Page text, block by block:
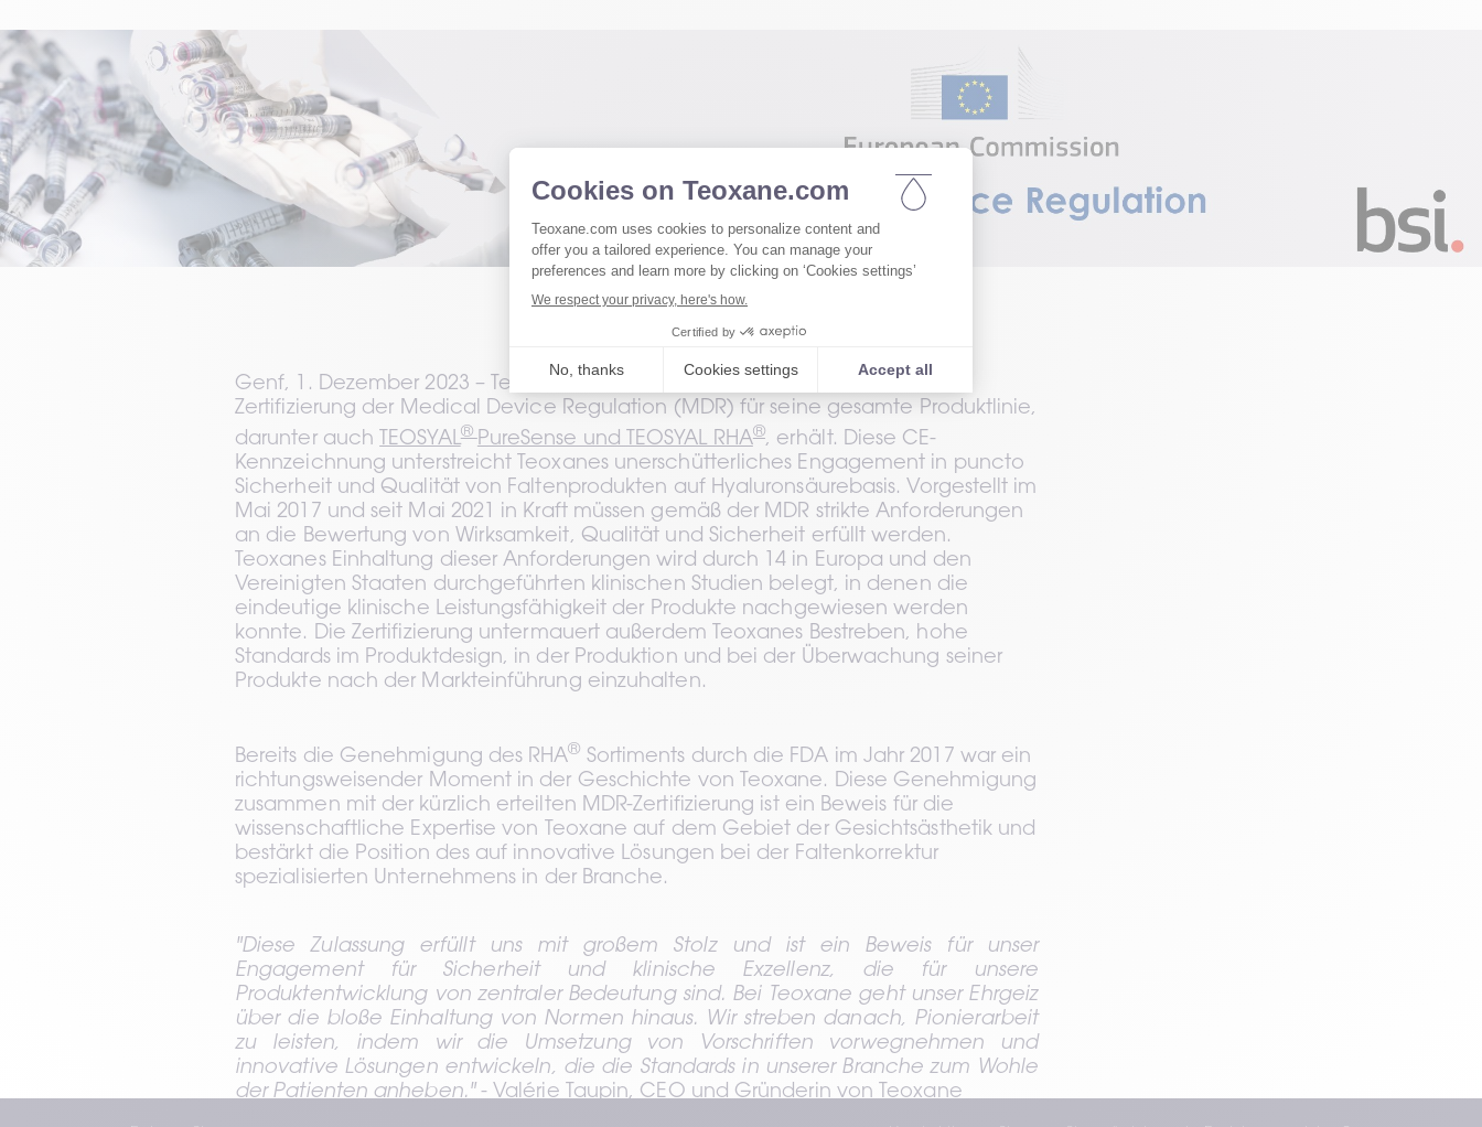
Genf, 1. Dezember 2023 – Teoxane ist das erste Unternehmen, das die
Zertifizierung der Medical Device Regulation (MDR) für seine gesamte Produktlinie,
darunter auch TEOSYAL® PureSense und TEOSYAL RHA®, erhält. Diese CE-
Kennzeichnung unterstreicht Teoxanes unerschütterliches Engagement in puncto
Sicherheit und Qualität von Faltenprodukten auf Hyaluronsäurebasis. Vorgestellt im
Mai 2017 und seit Mai 2021 in Kraft müssen gemäß der MDR strikte Anforderungen
an die Bewertung von Wirksamkeit, Qualität und Sicherheit erfüllt werden.
Teoxanes Einhaltung dieser Anforderungen wird durch 14 in Europa und den
Vereinigten Staaten durchgeführten klinischen Studien belegt, in denen die
eindeutige klinische Leistungsfähigkeit der Produkte nachgewiesen werden
konnte. Die Zertifizierung untermauert außerdem Teoxanes Bestreben, hohe
Standards im Produktdesign, in der Produktion und bei der Überwachung seiner
Produkte nach der Markteinführung einzuhalten.
Bereits die Genehmigung des RHA® Sortiments durch die FDA im Jahr 2017 war ein
richtungsweisender Moment in der Geschichte von Teoxane. Diese Genehmigung
zusammen mit der kürzlich erteilten MDR-Zertifizierung ist ein Beweis für die
wissenschaftliche Expertise von Teoxane auf dem Gebiet der Gesichtsästhetik und
bestärkt die Position des auf innovative Lösungen bei der Faltenkorrektur
spezialisierten Unternehmens in der Branche.
"Diese Zulassung erfüllt uns mit großem Stolz und ist ein Beweis für unser
Engagement für Sicherheit und klinische Exzellenz, die für unsere
Produktentwicklung von zentraler Bedeutung sind. Bei Teoxane geht unser Ehrgeiz
über die bloße Einhaltung von Normen hinaus. Wir streben danach, Pionierarbeit
zu leisten, indem wir die Umsetzung von Vorschriften vorwegnehmen und
innovative Lösungen entwickeln, die die Standards in unserer Branche zum Wohle
der Patienten anheben." - Valérie Taupin, CEO und Gründerin von Teoxane